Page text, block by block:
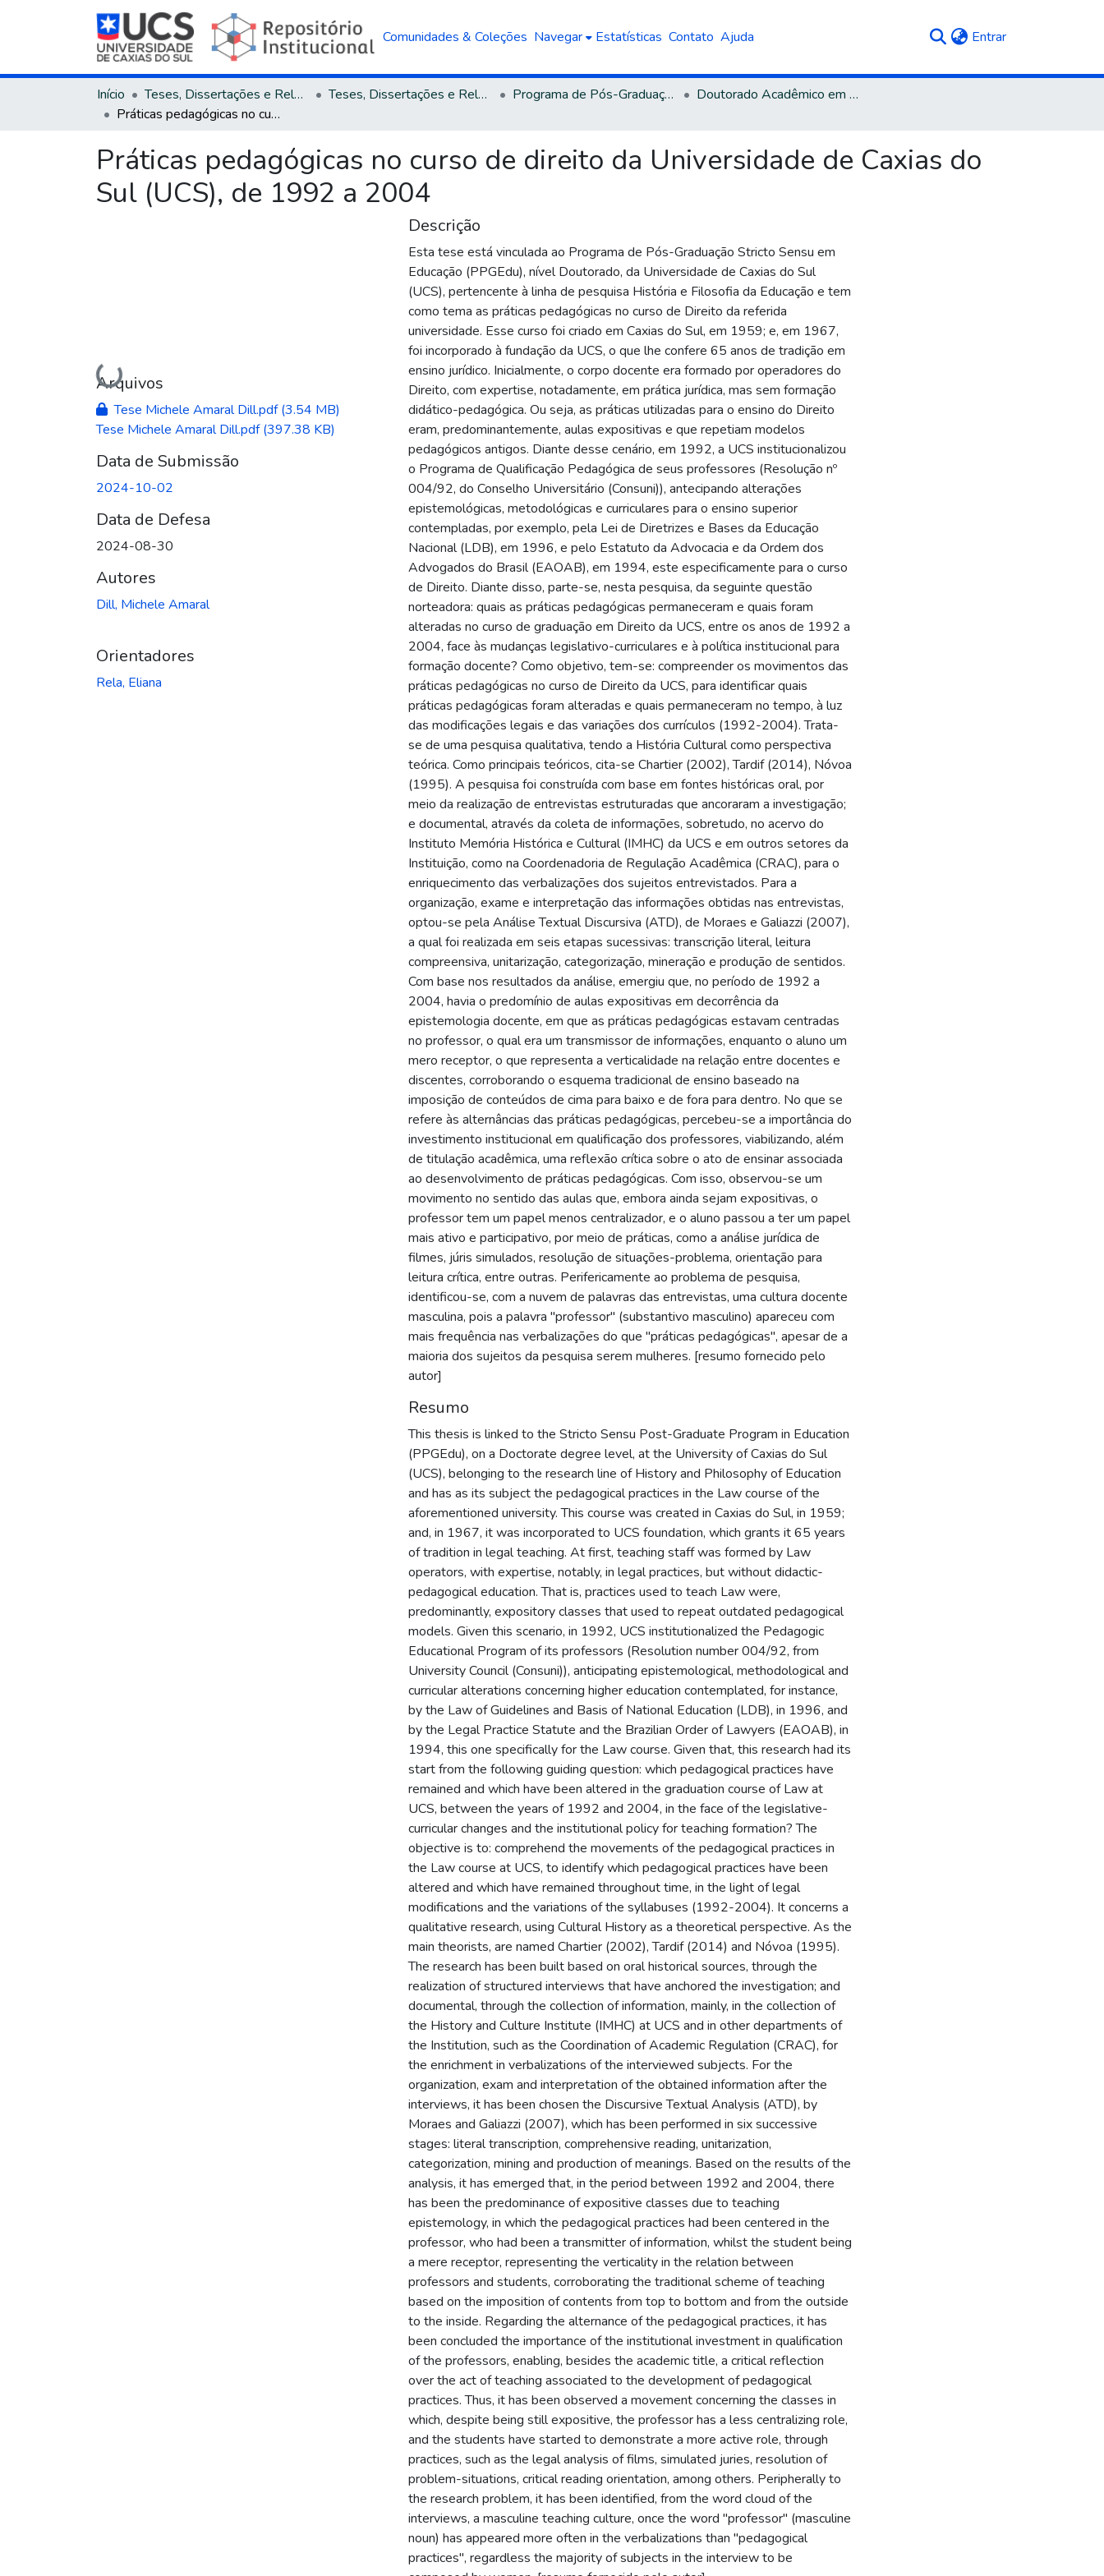
Comunidades & Coleções Navegar Estatísticas Contato Ajuda Entrar(current)
Início Teses, Dissertações e Relatórios Teses, Dissertações e Relatórios defendidos na UCS Programa de Pós-Graduação em Educação
Doutorado Acadêmico em Educação
Práticas pedagógicas no curso de direito da Universidade de Caxias do Sul (UCS), de 1992 a 2004
Práticas pedagógicas no curso de direito da Universidade de Caxias do
Sul (UCS), de 1992 a 2004
Carregando...
Arquivos
Tese Michele Amaral Dill.pdf(3.54 MB)
Tese Michele Amaral Dill.pdf(397.38 KB)
Data de Submissão
2024-10-02
Data de Defesa
2024-08-30
Autores
Dill, Michele Amaral
Orientadores
Rela, Eliana
Descrição
Esta tese está vinculada ao Programa de Pós-Graduação Stricto Sensu em
Educação (PPGEdu), nível Doutorado, da Universidade de Caxias do Sul
(UCS), pertencente à linha de pesquisa História e Filosofia da Educação e tem
como tema as práticas pedagógicas no curso de Direito da referida
universidade. Esse curso foi criado em Caxias do Sul, em 1959; e, em 1967,
foi incorporado à fundação da UCS, o que lhe confere 65 anos de tradição em
ensino jurídico. Inicialmente, o corpo docente era formado por operadores do
Direito, com expertise, notadamente, em prática jurídica, mas sem formação
didático-pedagógica. Ou seja, as práticas utilizadas para o ensino do Direito
eram, predominantemente, aulas expositivas e que repetiam modelos
pedagógicos antigos. Diante desse cenário, em 1992, a UCS institucionalizou
o Programa de Qualificação Pedagógica de seus professores (Resolução nº
004/92, do Conselho Universitário (Consuni)), antecipando alterações
epistemológicas, metodológicas e curriculares para o ensino superior
contempladas, por exemplo, pela Lei de Diretrizes e Bases da Educação
Nacional (LDB), em 1996, e pelo Estatuto da Advocacia e da Ordem dos
Advogados do Brasil (EAOAB), em 1994, este especificamente para o curso
de Direito. Diante disso, parte-se, nesta pesquisa, da seguinte questão
norteadora: quais as práticas pedagógicas permaneceram e quais foram
alteradas no curso de graduação em Direito da UCS, entre os anos de 1992 a
2004, face às mudanças legislativo-curriculares e à política institucional para
formação docente? Como objetivo, tem-se: compreender os movimentos das
práticas pedagógicas no curso de Direito da UCS, para identificar quais
práticas pedagógicas foram alteradas e quais permaneceram no tempo, à luz
das modificações legais e das variações dos currículos (1992-2004). Trata-
se de uma pesquisa qualitativa, tendo a História Cultural como perspectiva
teórica. Como principais teóricos, cita-se Chartier (2002), Tardif (2014), Nóvoa
(1995). A pesquisa foi construída com base em fontes históricas oral, por
meio da realização de entrevistas estruturadas que ancoraram a investigação;
e documental, através da coleta de informações, sobretudo, no acervo do
Instituto Memória Histórica e Cultural (IMHC) da UCS e em outros setores da
Instituição, como na Coordenadoria de Regulação Acadêmica (CRAC), para o
enriquecimento das verbalizações dos sujeitos entrevistados. Para a
organização, exame e interpretação das informações obtidas nas entrevistas,
optou-se pela Análise Textual Discursiva (ATD), de Moraes e Galiazzi (2007),
a qual foi realizada em seis etapas sucessivas: transcrição literal, leitura
compreensiva, unitarização, categorização, mineração e produção de sentidos.
Com base nos resultados da análise, emergiu que, no período de 1992 a
2004, havia o predomínio de aulas expositivas em decorrência da
epistemologia docente, em que as práticas pedagógicas estavam centradas
no professor, o qual era um transmissor de informações, enquanto o aluno um
mero receptor, o que representa a verticalidade na relação entre docentes e
discentes, corroborando o esquema tradicional de ensino baseado na
imposição de conteúdos de cima para baixo e de fora para dentro. No que se
refere às alternâncias das práticas pedagógicas, percebeu-se a importância do
investimento institucional em qualificação dos professores, viabilizando, além
de titulação acadêmica, uma reflexão crítica sobre o ato de ensinar associada
ao desenvolvimento de práticas pedagógicas. Com isso, observou-se um
movimento no sentido das aulas que, embora ainda sejam expositivas, o
professor tem um papel menos centralizador, e o aluno passou a ter um papel
mais ativo e participativo, por meio de práticas, como a análise jurídica de
filmes, júris simulados, resolução de situações-problema, orientação para
leitura crítica, entre outras. Perifericamente ao problema de pesquisa,
identificou-se, com a nuvem de palavras das entrevistas, uma cultura docente
masculina, pois a palavra "professor" (substantivo masculino) apareceu com
mais frequência nas verbalizações do que "práticas pedagógicas", apesar de a
maioria dos sujeitos da pesquisa serem mulheres. [resumo fornecido pelo
autor]
Resumo
This thesis is linked to the Stricto Sensu Post-Graduate Program in Education
(PPGEdu), on a Doctorate degree level, at the University of Caxias do Sul
(UCS), belonging to the research line of History and Philosophy of Education
and has as its subject the pedagogical practices in the Law course of the
aforementioned university. This course was created in Caxias do Sul, in 1959;
and, in 1967, it was incorporated to UCS foundation, which grants it 65 years
of tradition in legal teaching. At first, teaching staff was formed by Law
operators, with expertise, notably, in legal practices, but without didactic-
pedagogical education. That is, practices used to teach Law were,
predominantly, expository classes that used to repeat outdated pedagogical
models. Given this scenario, in 1992, UCS institutionalized the Pedagogic
Educational Program of its professors (Resolution number 004/92, from
University Council (Consuni)), anticipating epistemological, methodological and
curricular alterations concerning higher education contemplated, for instance,
by the Law of Guidelines and Basis of National Education (LDB), in 1996, and
by the Legal Practice Statute and the Brazilian Order of Lawyers (EAOAB), in
1994, this one specifically for the Law course. Given that, this research had its
start from the following guiding question: which pedagogical practices have
remained and which have been altered in the graduation course of Law at
UCS, between the years of 1992 and 2004, in the face of the legislative-
curricular changes and the institutional policy for teaching formation? The
objective is to: comprehend the movements of the pedagogical practices in
the Law course at UCS, to identify which pedagogical practices have been
altered and which have remained throughout time, in the light of legal
modifications and the variations of the syllabuses (1992-2004). It concerns a
qualitative research, using Cultural History as a theoretical perspective. As the
main theorists, are named Chartier (2002), Tardif (2014) and Nóvoa (1995).
The research has been built based on oral historical sources, through the
realization of structured interviews that have anchored the investigation; and
documental, through the collection of information, mainly, in the collection of
the History and Culture Institute (IMHC) at UCS and in other departments of
the Institution, such as the Coordination of Academic Regulation (CRAC), for
the enrichment in verbalizations of the interviewed subjects. For the
organization, exam and interpretation of the obtained information after the
interviews, it has been chosen the Discursive Textual Analysis (ATD), by
Moraes and Galiazzi (2007), which has been performed in six successive
stages: literal transcription, comprehensive reading, unitarization,
categorization, mining and production of meanings. Based on the results of the
analysis, it has emerged that, in the period between 1992 and 2004, there
has been the predominance of expositive classes due to teaching
epistemology, in which the pedagogical practices had been centered in the
professor, who had been a transmitter of information, whilst the student being
a mere receptor, representing the verticality in the relation between
professors and students, corroborating the traditional scheme of teaching
based on the imposition of contents from top to bottom and from the outside
to the inside. Regarding the alternance of the pedagogical practices, it has
been concluded the importance of the institutional investment in qualification
of the professors, enabling, besides the academic title, a critical reflection
over the act of teaching associated to the development of pedagogical
practices. Thus, it has been observed a movement concerning the classes in
which, despite being still expositive, the professor has a less centralizing role,
and the students have started to demonstrate a more active role, through
practices, such as the legal analysis of films, simulated juries, resolution of
problem-situations, critical reading orientation, among others. Peripherally to
the research problem, it has been identified, from the word cloud of the
interviews, a masculine teaching culture, once the word "professor" (masculine
noun) has appeared more often in the verbalizations than "pedagogical
practices", regardless the majority of subjects in the interview to be